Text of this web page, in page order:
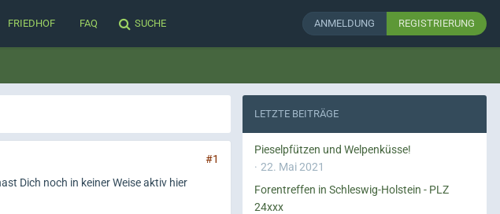
FRIEDHOF FAQ SUCHE ANMELDUNG REGISTRIERUNG
#1
Dich noch in keiner Weise aktiv hier
LETZTE BEITRÄGE
Pieselpfützen und Welpenküsse!
22. Mai 2021
Forentreffen in Schleswig-Holstein - PLZ
24xxx